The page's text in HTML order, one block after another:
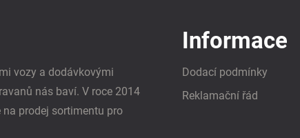
vozy a dodávkovými
nás baví. V roce 2014
prodej sortimentu pro
Informace
Dodací podmínky
Reklamační řád